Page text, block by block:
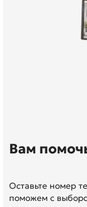
Вам
Оставьте номер
поможем с